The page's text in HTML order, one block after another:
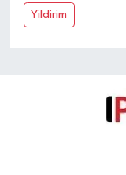
Yildirim